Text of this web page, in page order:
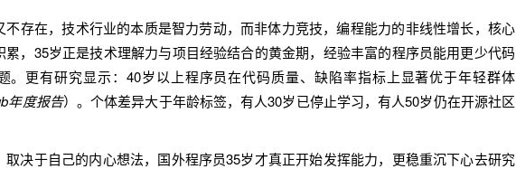
存在，技术行业的本质是智力劳动，而非体力竞技，编程能力的非线性增长，核心
累，35岁正是技术理解力与项目经验结合的黄金期，经验丰富的程序员能用更少代码
。更有研究显示：40岁以上程序员在代码质量、缺陷率指标上显著优于年轻群体
年度报告）。个体差异大于年龄标签，有人30岁已停止学习，有人50岁仍在开源社区
于自己的内心想法，国外程序员35岁才真正开始发挥能力，更稳重沉下心去研究